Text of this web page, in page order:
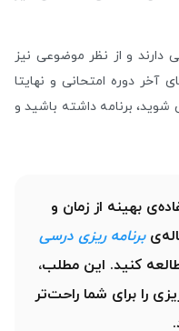
دارند و از نظر موضوعی نیز
آخر دوره امتحانی و نهایتا
شوید، برنامه داشته باشید و
بهینه از زمان و
برنامه ریزی درسی
کنید. این مطلب،
را برای شما راحت‌تر